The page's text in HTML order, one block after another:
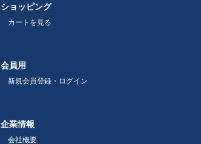
ショッピング
カートを見る
会員用
新規会員登録・ログイン
企業情報
会社概要